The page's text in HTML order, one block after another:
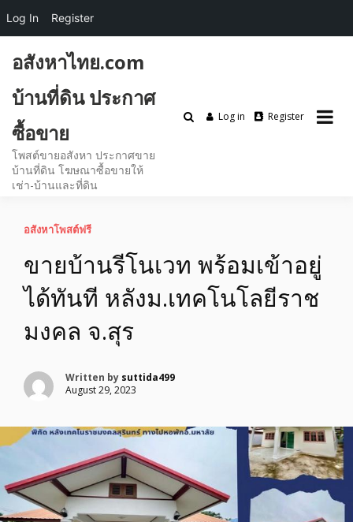
content
อสังหาไทย.com
บ้านที่ดิน ประกาศ
ซื้อขาย
โพสต์ขายอสังหา ประกาศขาย
บ้านที่ดิน โฆษณาซื้อขายให้
เช่า-บ้านและที่ดิน
Log in Register
อสังหาโพสต์ฟรี
ขายบ้านรีโนเวท พร้อมเข้าอยู่
ได้ทันที หลังม.เทคโนโลยีราช
มงคล จ.สุร
Written by suttida499
August 29, 2023
Log In Register